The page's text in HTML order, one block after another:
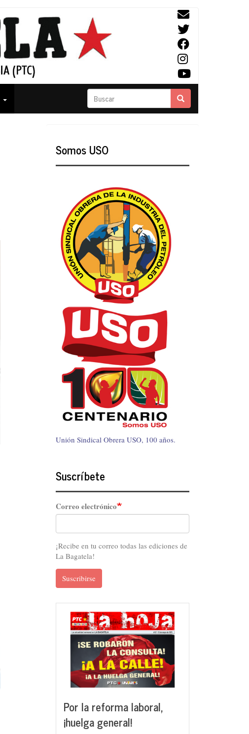
Buscar Buscar
Somos USO
Unión Sindical Obrera USO, 100 años.
Suscríbete
Correo electrónico
¡Recibe en tu correo todas las ediciones de
La Bagatela!
Suscribirse
Por la reforma laboral,
¡huelga general!